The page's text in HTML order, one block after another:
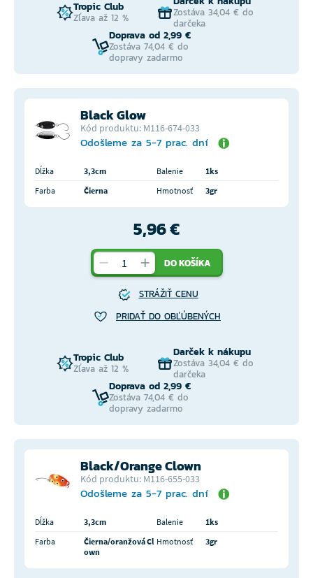
Tropic Club
Zľava až 12 %
Zostáva 34,04 € do
darčeka
Doprava od 2,99 €
Zostáva 74,04 € do
dopravy zadarmo
Black Glow
Kód produktu: M116-674-033
Odošleme za 5-7 prac. dní
Dĺžka 3,3cm Balenie
1ks
Farba
Čierna Hmotnosť 3gr
5,96 €
DO KOŠÍKA
STRÁŽIŤ CENU
PRIDAŤ DO OBĽÚBENÝCH
Tropic Club
Zľava až 12 %
Darček k nákupu
Zostáva 34,04 € do
darčeka
Doprava od 2,99 €
Zostáva 74,04 € do
dopravy zadarmo
Black/Orange Clown
Kód produktu: M116-655-033
Odošleme za 5-7 prac. dní
Dĺžka 3,3cm Balenie
1ks
Farba
Čierna/oranžová Cl
own
Hmotnosť 3gr